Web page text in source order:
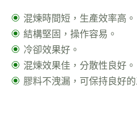
混煉時間短，生產效率高。
結構堅固，操作容易。
冷卻效果好。
混煉效果佳，分散性良好。
膠料不洩漏，可保持良好的
招募中心
繁體中文
English